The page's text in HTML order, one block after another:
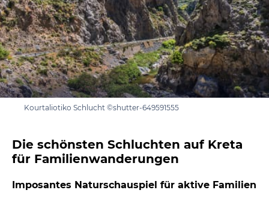
Kourtaliotiko Schlucht ©shutter-649591555
Die schönsten Schluchten auf Kreta
für Familienwanderungen
Imposantes Naturschauspiel für aktive Familien